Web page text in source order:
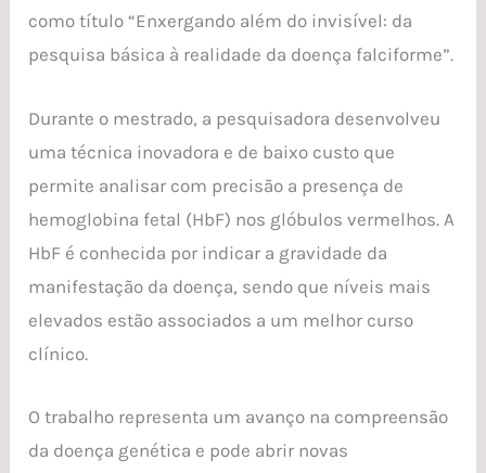
como título “Enxergando além do invisível: da
pesquisa básica à realidade da doença falciforme”.
Durante o mestrado, a pesquisadora desenvolveu
uma técnica inovadora e de baixo custo que
permite analisar com precisão a presença de
hemoglobina fetal (HbF) nos glóbulos vermelhos. A
HbF é conhecida por indicar a gravidade da
manifestação da doença, sendo que níveis mais
elevados estão associados a um melhor curso
clínico.
O trabalho representa um avanço na compreensão
da doença genética e pode abrir novas